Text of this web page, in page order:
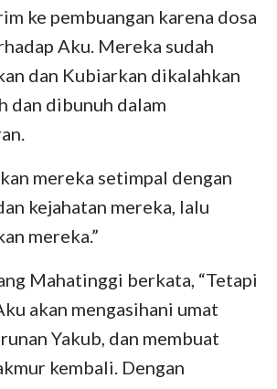
ke pembuangan karena dosa
Aku. Mereka sudah
dan Kubiarkan dikalahkan
dan dibunuh dalam
mereka setimpal dengan
kejahatan mereka, lalu
mereka.”
Mahatinggi berkata, “Tetapi
akan mengasihani umat
Yakub, dan membuat
kembali. Dengan